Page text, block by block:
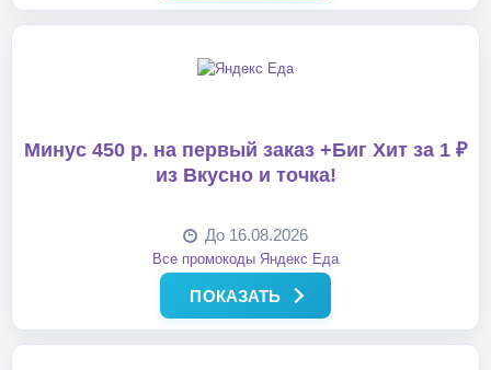
Минус 450 р. на первый заказ +Биг Хит за 1 ₽
из Вкусно и точка!
До 16.08.2026
Все промокоды Яндекс Еда
ПОКАЗАТЬ